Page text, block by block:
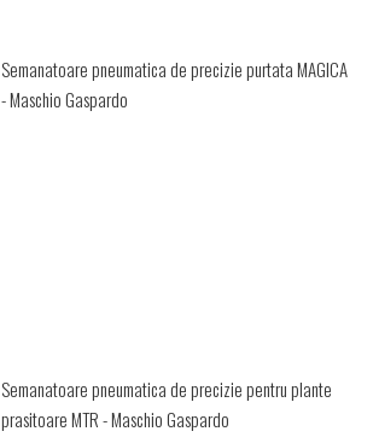
Semanatoare pneumatica de precizie purtata MAGICA
- Maschio Gaspardo
Semanatoare pneumatica de precizie pentru plante
prasitoare MTR - Maschio Gaspardo